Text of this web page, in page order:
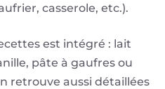
casserole, etc.).
est intégré : lait
pâte à gaufres ou
retrouve aussi détaillées